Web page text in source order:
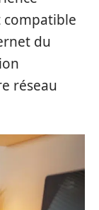
compatible
du
réseau